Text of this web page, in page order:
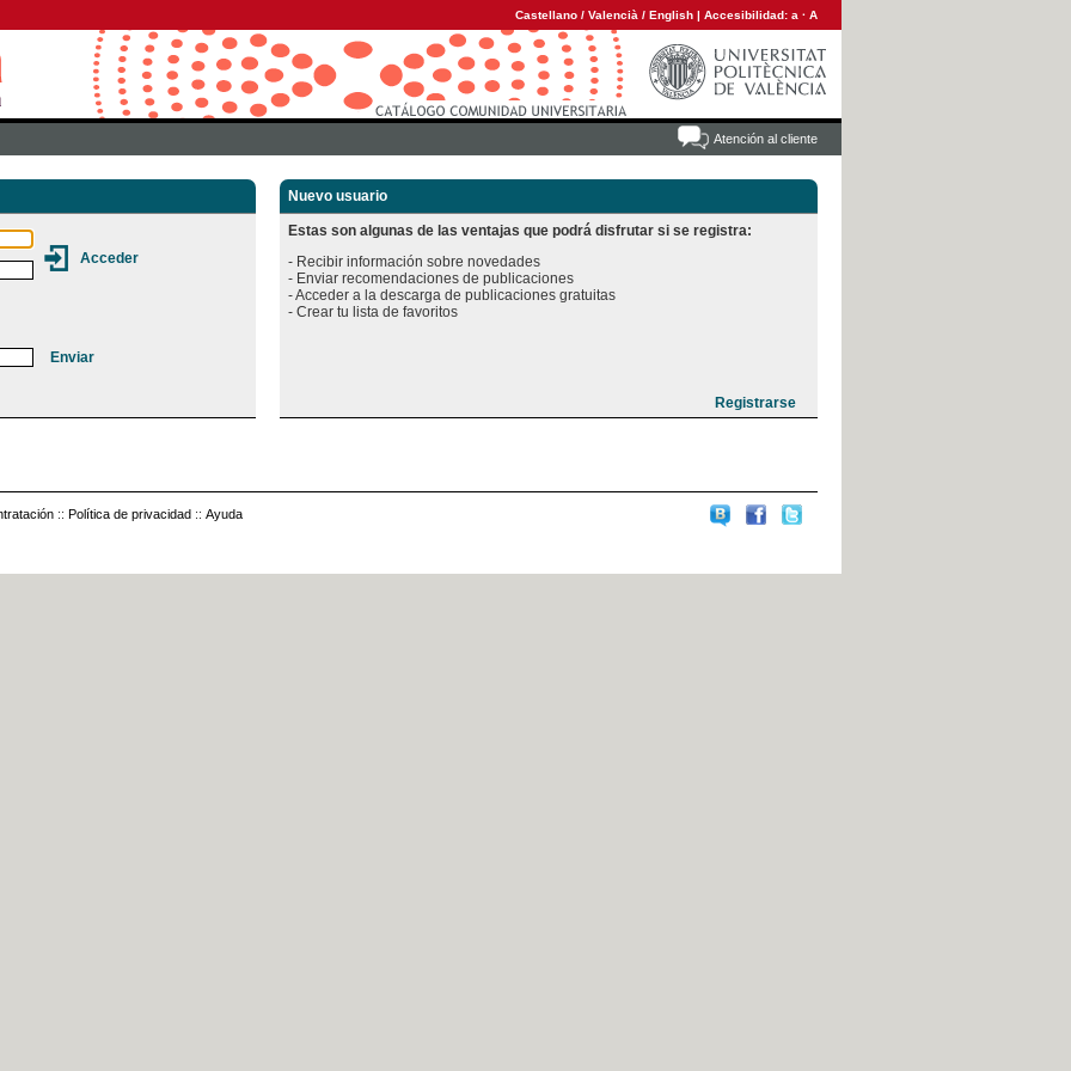
Castellano / Valencià / English | Accesibilidad: a · A
Atención al cliente
Nuevo usuario
Estas son algunas de las ventajas que podrá disfrutar si se registra:
- Recibir información sobre novedades
- Enviar recomendaciones de publicaciones
- Acceder a la descarga de publicaciones gratuitas
:: Política de privacidad :: Ayuda